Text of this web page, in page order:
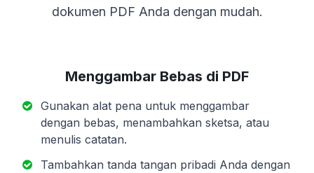
dokumen PDF Anda dengan mudah.
Menggambar Bebas di PDF
Gunakan alat pena untuk menggambar
dengan bebas, menambahkan sketsa, atau
menulis catatan.
Tambahkan tanda tangan pribadi Anda dengan